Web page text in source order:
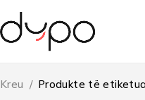
Kreu / Produkte të